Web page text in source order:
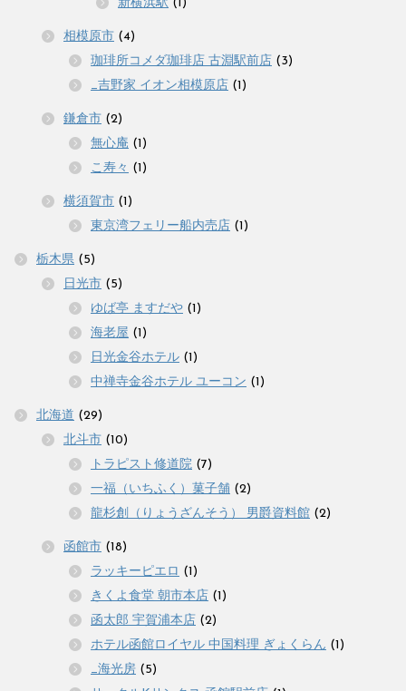
新横浜駅 (1)
相模原市 (4)
珈琲所コメダ珈琲店 古淵駅前店 (3)
_吉野家 イオン相模原店 (1)
鎌倉市 (2)
無心庵 (1)
こ寿々 (1)
横須賀市 (1)
東京湾フェリー船内売店 (1)
栃木県 (5)
日光市 (5)
ゆば亭 ますだや (1)
海老屋 (1)
日光金谷ホテル (1)
中禅寺金谷ホテル ユーコン (1)
北海道 (29)
北斗市 (10)
トラピスト修道院 (7)
一福（いちふく）菓子舗 (2)
龍杉創（りょうざんそう） 男爵資料館 (2)
函館市 (18)
ラッキーピエロ (1)
きくよ食堂 朝市本店 (1)
函太郎 宇賀浦本店 (2)
ホテル函館ロイヤル 中国料理 ぎょくらん (1)
_海光房 (5)